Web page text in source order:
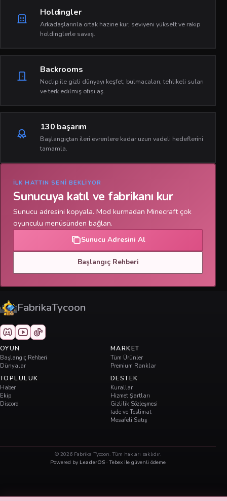
Holdingler
Arkadaşlarınla ortak hazine kur, seviyeni yükselt ve rakip
holdinglerle savaş.
Backrooms
Noclip ile gizli dünyayı keşfet; bulmacaları, tehlikeli suları
ve terk edilmiş ofisi aş.
130 başarım
Başlangıçtan ileri evrenlere kadar uzun vadeli hedeflerini
tamamla.
İLK HATTIN SENI BEKLIYOR
Sunucuya katıl ve fabrikanı kur
Sunucu adresini kopyala. Mod kurmadan Minecraft çok
oyunculu menüsünden bağlan.
Sunucu Adresini Al
Başlangıç Rehberi
FabrikaTycoon
OYUN
Başlangıç Rehberi
Dünyalar
MARKET
Tüm Ürünler
Premium Ranklar
TOPLULUK
Haber
Ekip
Discord
DESTEK
Kurallar
Hizmet Şartları
Gizlilik Sözleşmesi
İade ve Teslimat
Mesafeli Satış
© 2026 Fabrika Tycoon. Tüm hakları saklıdır.
Powered by LeaderOS · Tebex ile güvenli ödeme